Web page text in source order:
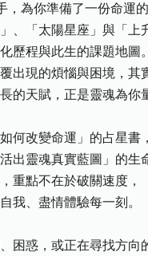
，為你準備了一份命運
、「太陽星座」與「上
歷程與此生的課題地圖。
出現的煩惱與困境，其
的天賦，正是靈魂為你
何改變命運」的占星書，
出靈魂真實藍圖」的生
重點不在於破關速度，
我、盡情體驗每一刻。
困惑，或正在尋找方向